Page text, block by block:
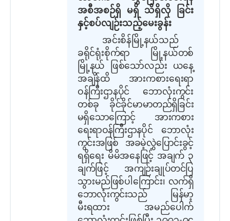
အစီအစဉ်ရှိ မရှိ သိရှိလို ခြင်း
နှင့်စပ်လျဉ်းသည့်မေးခွန်း
အင်းစိန်မြို့နယ်သည်
ခရိုင်ရုံးစိုက်ရာ မြို့နယ်တစ်
မြို့နယ် ဖြစ်သော်လည်း ယနေ့
အချိန်ထိ အားကစားရေးရာ
ဝန်ကြီးဌာနပိုင် ဘောလုံးကွင်း
တစ်ခု ခိုင်ခိုင်မာမာတည်ရှိခြင်း
မရှိသောကြောင့် အားကစား
ရေးရာဝန်ကြီးဌာနပိုင် ဘောလုံး
ကွင်းအဖြစ် အခမဲ့လွှဲပြောင်းခွင့်
ရရှိရေး မိမိအနေဖြင့် အချက် ၃
ချက်ဖြင့် အကျဉ်းချုပ်တင်ပြ
သွားမည်ဖြစ်ပါကြောင်း၊ လက်ရှိ
ဘောလုံးကွင်းသည် မြန်မာ့
မီးရထား အမည်ပေါက်